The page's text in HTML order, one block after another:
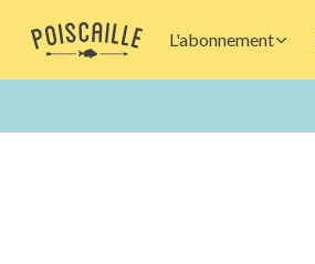
L'abonnement